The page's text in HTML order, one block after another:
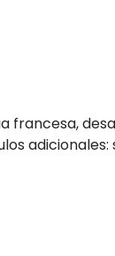
francesa,